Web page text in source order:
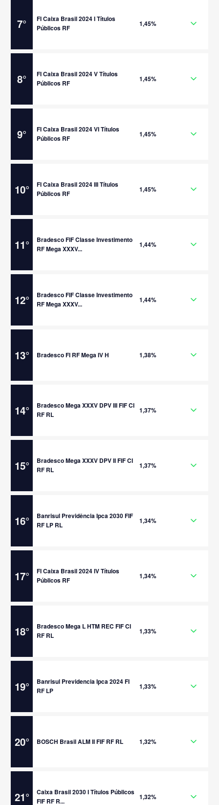
7°
FI Caixa Brasil 2024 I Títulos
Públicos RF
1,45%
8°
FI Caixa Brasil 2024 V Títulos
Públicos RF
1,45%
9°
FI Caixa Brasil 2024 VI Títulos
Públicos RF
1,45%
10°
FI Caixa Brasil 2024 III Títulos
Públicos RF
1,45%
11°
Bradesco FIF Classe Investimento
RF Mega XXXV...
1,44%
12°
Bradesco FIF Classe Investimento
RF Mega XXXV...
1,44%
13° Bradesco FI RF Mega IV H 1,38%
14°
Bradesco Mega XXXV DPV III FIF CI
RF RL
1,37%
15°
Bradesco Mega XXXV DPV II FIF CI
RF RL
1,37%
16°
Banrisul Previdência Ipca 2030 FIF
RF LP RL
1,34%
17°
FI Caixa Brasil 2024 IV Títulos
Públicos RF
1,34%
18°
Bradesco Mega L HTM REC FIF CI
RF RL
1,33%
19°
Banrisul Previdencia Ipca 2024 FI
RF LP
1,33%
20° BOSCH Brasil ALM II FIF RF RL 1,32%
21°
Caixa Brasil 2030 I Títulos Públicos
FIF RF R...
1,32%